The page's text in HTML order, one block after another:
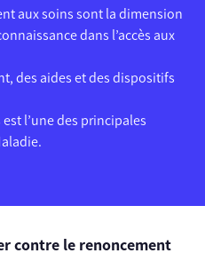
aux soins sont la dimension
dans l’accès aux
des aides et des dispositifs
est l’une des principales
contre le renoncement